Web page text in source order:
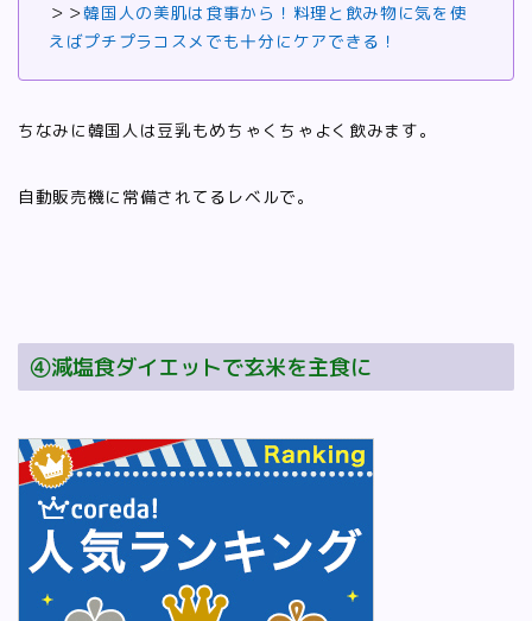
＞＞韓国人の美肌は食事から！料理と飲み物に気を使
えばプチプラコスメでも十分にケアできる！
ちなみに韓国人は豆乳もめちゃくちゃよく飲みます。
自動販売機に常備されてるレベルで。
④減塩食ダイエットで玄米を主食に